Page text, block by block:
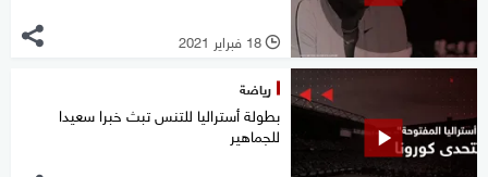
l 18 فبراير 2021
رياضة
بطولة أستراليا للتنس تبث خبرا سعيدا
للجماهير